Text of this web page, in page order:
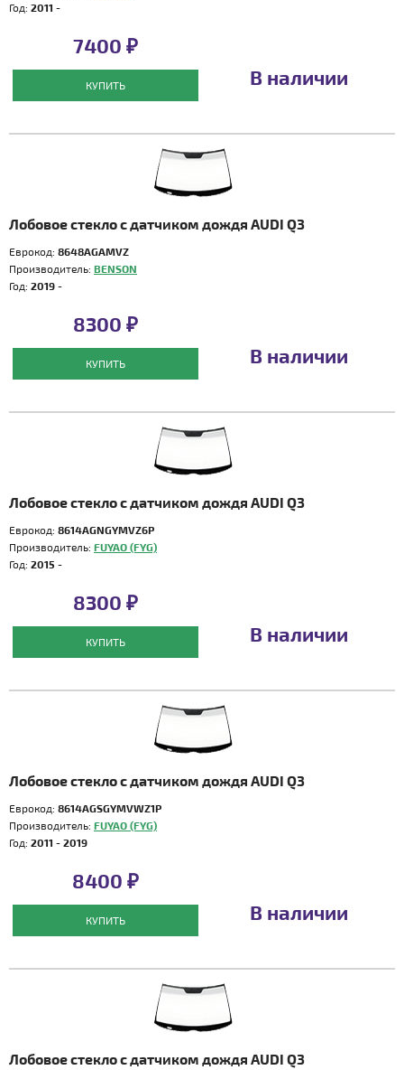
Год: 2011 -
7400 ₽
КУПИТЬ В наличии
Лобовое стекло с датчиком дождя AUDI Q3
Еврокод: 8648AGAMVZ
Производитель: BENSON
Год: 2019 -
8300 ₽
КУПИТЬ В наличии
Лобовое стекло с датчиком дождя AUDI Q3
Еврокод: 8614AGNGYMVZ6P
Производитель: FUYAO (FYG)
Год: 2015 -
8300 ₽
КУПИТЬ В наличии
Лобовое стекло с датчиком дождя AUDI Q3
Еврокод: 8614AGSGYMVWZ1P
Производитель: FUYAO (FYG)
Год: 2011 - 2019
8400 ₽
КУПИТЬ В наличии
Лобовое стекло с датчиком дождя AUDI Q3